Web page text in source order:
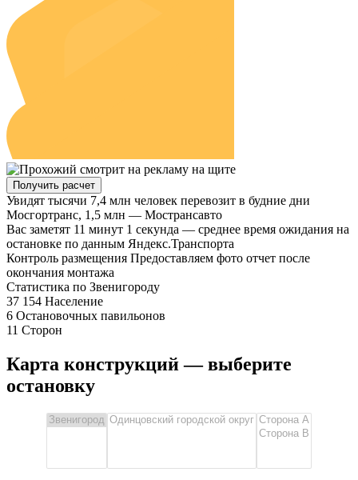
Получить расчет
Увидят тысячи 7,4 млн человек перевозит в будние дни
Мосгортранс, 1,5 млн — Мострансавто
Вас заметят 11 минут 1 секунда — среднее время ожидания на
остановке по данным Яндекс.Транспорта
Контроль размещения Предоставляем фото отчет после
окончания монтажа
Статистика по Звенигороду
37 154 Население
6 Остановочных павильонов
11 Сторон
Карта конструкций — выберите
остановку